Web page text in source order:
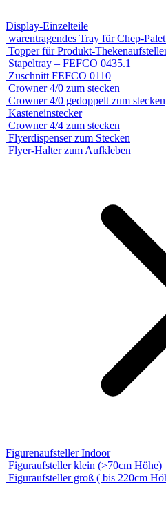
Display-Einzelteile
warentragendes Tray für Chep-
Topper für Produkt-
Stapeltray – FEFCO 0435.1
Zuschnitt FEFCO 0110
Crowner 4/0 zum stecken
Crowner 4/0 gedoppelt zum stecken
Kasteneinstecker
Crowner 4/4 zum stecken
Flyerdispenser zum Stecken
Flyer-Halter zum Aufkleben
Figurenaufsteller Indoor
Figuraufsteller klein (>70cm Höhe)
Figuraufsteller groß ( bis 220cm